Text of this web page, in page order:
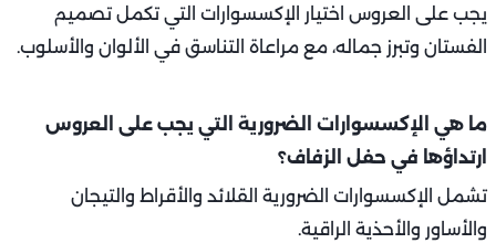
يجب على العروس اختيار الإكسسوارات التي تكمل تصميم
الفستان وتبرز جماله، مع مراعاة التناسق في الألوان والأسلوب.
ما هي الإكسسوارات الضرورية التي يجب على العروس
ارتداؤها في حفل الزفاف؟
تشمل الإكسسوارات الضرورية القلائد والأقراط والتيجان
والأساور والأحذية الراقية.